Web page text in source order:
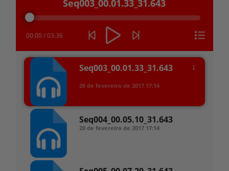
áudio
Seq003_00.01.33_31.643
00:00 /03:36
Seq003_00.01.33_31.643
20 de fevereiro de 2017 17:14
Seq004_00.05.10_31.643
20 de fevereiro de 2017 17:14